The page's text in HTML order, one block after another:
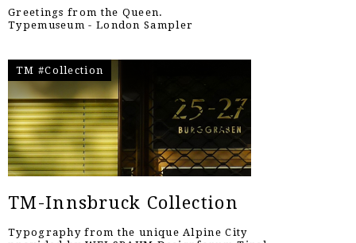
Greetings from the Queen.
Typemuseum - London Sampler
TM #Collection
TM-Innsbruck Collection
Typography from the unique Alpine City